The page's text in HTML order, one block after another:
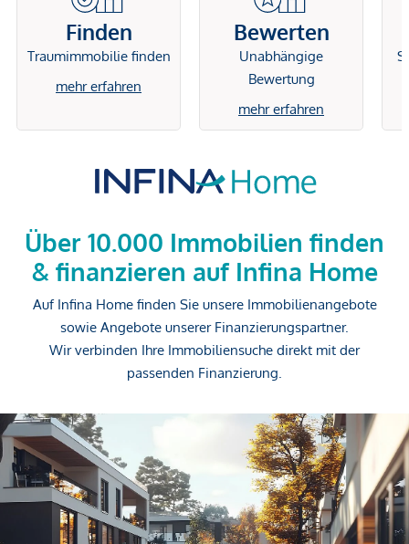
Finden
Traumimmobilie finden
mehr erfahren
Bewerten
Unabhängige
Bewertung
mehr erfahren
Über 10.000 Immobilien finden
& finanzieren auf Infina Home
Auf Infina Home finden Sie unsere Immobilienangebote
sowie Angebote unserer Finanzierungspartner.
Wir verbinden Ihre Immobiliensuche direkt mit der
passenden Finanzierung.